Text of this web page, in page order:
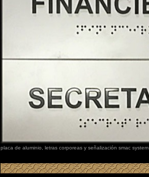
placa de aluminio, letras corporeas y señalización smac system